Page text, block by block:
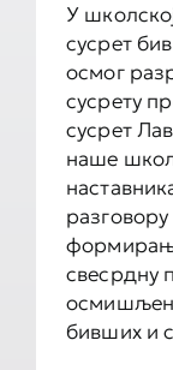
У
сусрет
осмог
сусрету
сусрет
наше
свесрдну
бивших и